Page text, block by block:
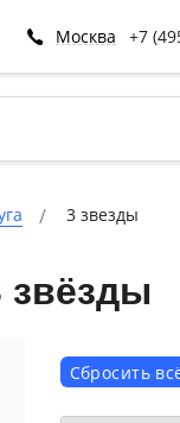
Москва +7
3 звезды
звёзды
Сбросить